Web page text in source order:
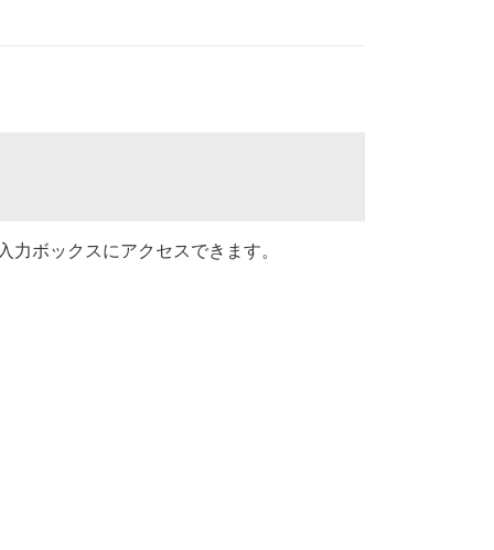
力ボックスにアクセスできます。